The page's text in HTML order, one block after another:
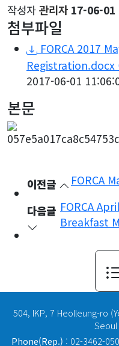
작성자 관리자 17-06-01
첨부파일
FORCA 2017
Registration.docx
2017-06-01
본문
이전글 FORCA
다음글 FORCA
Breakfast
504, IKP, 7 Heolleung-ro
Seoul
Phone(Rep.) : 02-3462-